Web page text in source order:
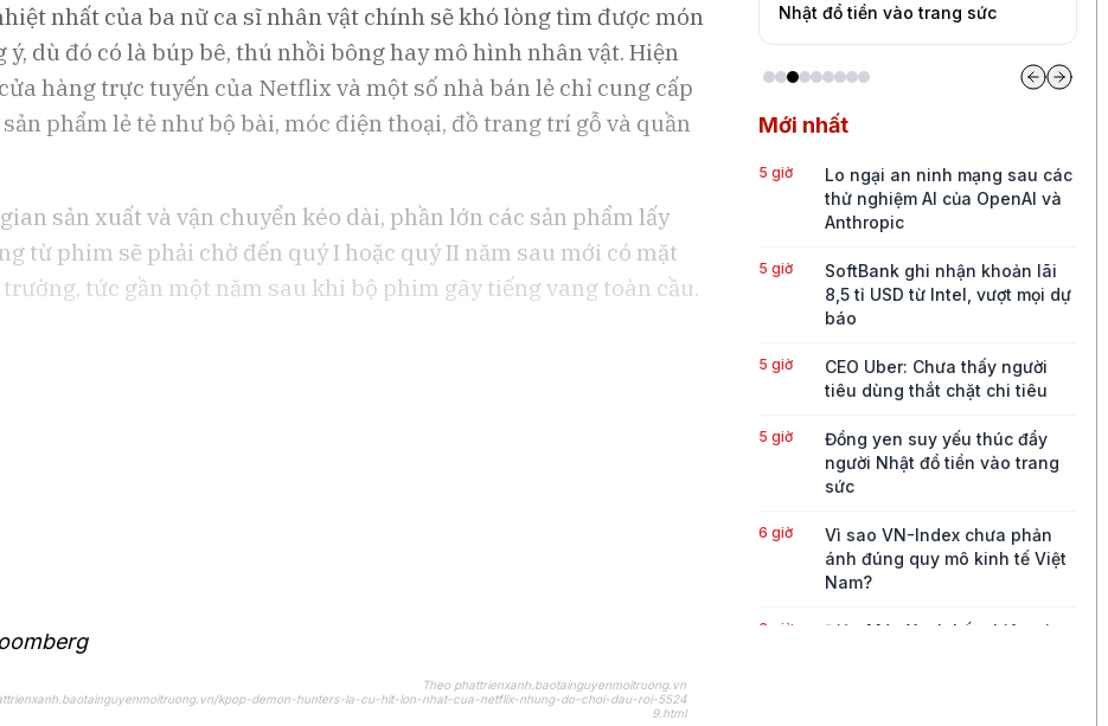
nhất của ba nữ ca sĩ nhân vật chính sẽ khó lòng tìm được món
ý, dù đó có là búp bê, thú nhồi bông hay mô hình nhân vật. Hiện
hàng trực tuyến của Netflix và một số nhà bán lẻ chỉ cung cấp
phẩm lẻ tẻ như bộ bài, móc điện thoại, đồ trang trí gỗ và quần
sản xuất và vận chuyển kéo dài, phần lớn các sản phẩm lấy
từ phim sẽ phải chờ đến quý I hoặc quý II năm sau mới có mặt
tức gần một năm sau khi bộ phim gây tiếng vang toàn cầu.
thử nghiệm AI của OpenAI và
dùng thắt chặt chi tiêu
Nhật đổ tiền vào trang sức
Mới nhất
5 giờ
Lo ngại an ninh mạng sau các
thử nghiệm AI của OpenAI và
Anthropic
5 giờ
SoftBank ghi nhận khoản lãi
8,5 tỉ USD từ Intel, vượt mọi dự
báo
5 giờ
CEO Uber: Chưa thấy người
tiêu dùng thắt chặt chi tiêu
5 giờ
Đồng yen suy yếu thúc đẩy
người Nhật đổ tiền vào trang
sức
6 giờ
Vì sao VN-Index chưa phản
ánh đúng quy mô kinh tế Việt
Nam?
6 giờ
Điện Máy Xanh kết phiên giao
Theo phattrienxanh.baotainguyenmoitruong.vn
kpop-demon-hunters-la-cu-hit-lon-nhat-cua-netflix-nhung-do-choi-dau-roi-5524
9.html